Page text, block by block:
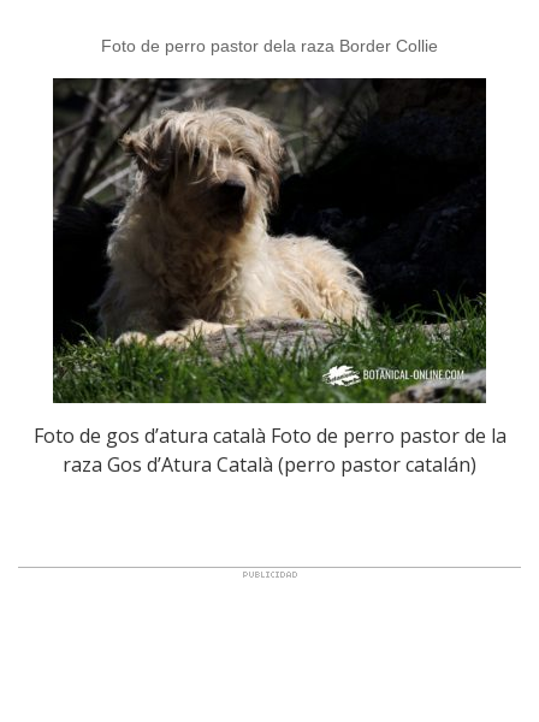
Foto de perro pastor dela raza Border Collie
Foto de gos d’atura català Foto de perro pastor de la
raza Gos d’Atura Català (perro pastor catalán)